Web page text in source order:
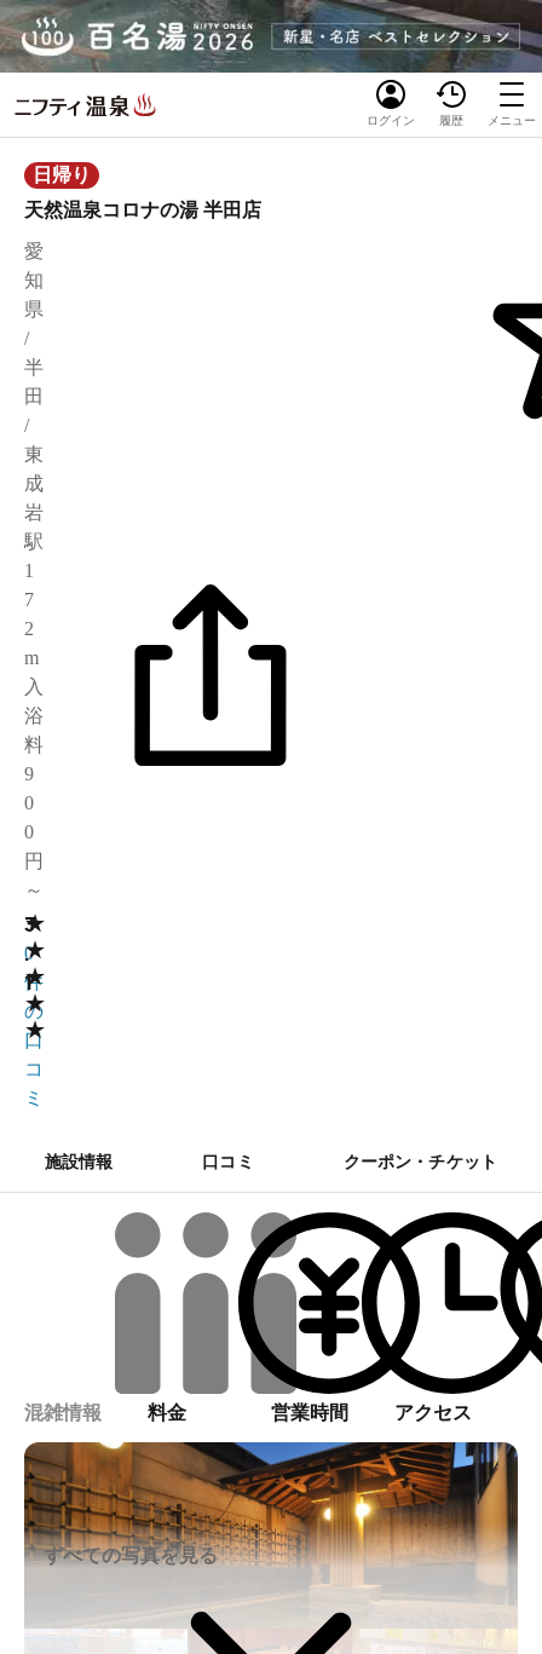
ログイン 履歴 メニュー
日帰り
天然温泉コロナの湯 半田店
愛
知
県
/
半
田
/
東
成
岩
駅
1
7
2
m
入
浴
料
9
0
0
円
～
★
★
★
★
★
3
.
1
3
0
件
の
口
コ
ミ
施設情報 口コミ クーポン・チケット
混雑情報 料金 営業時間 アクセス
すべての写真を見る